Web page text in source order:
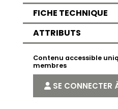
FICHE TECHNIQUE
ATTRIBUTS
Contenu accessible
membres
SE CONNECTER